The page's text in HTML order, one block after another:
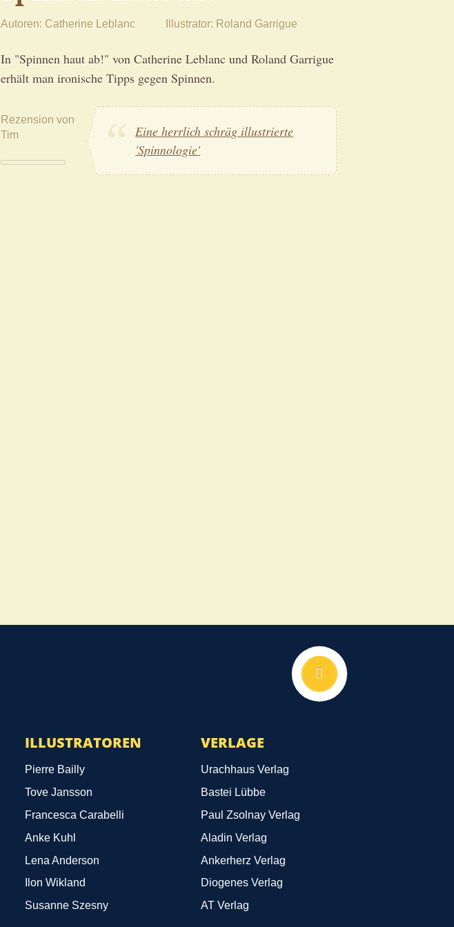
Autoren Catherine Leblanc Illustrator Roland Garrigue
In "Spinnen haut ab!" von Catherine Leblanc und Roland Garrigue
erhält man ironische Tipps gegen Spinnen.
Rezension von
Tim
Eine herrlich schräg illustrierte
'Spinnologie'
ILLUSTRATOREN
Pierre Bailly
Tove Jansson
Francesca Carabelli
Anke Kuhl
Lena Anderson
Ilon Wikland
Susanne Szesny
VERLAGE
Urachhaus Verlag
Bastei Lübbe
Paul Zsolnay Verlag
Aladin Verlag
Ankerherz Verlag
Diogenes Verlag
AT Verlag